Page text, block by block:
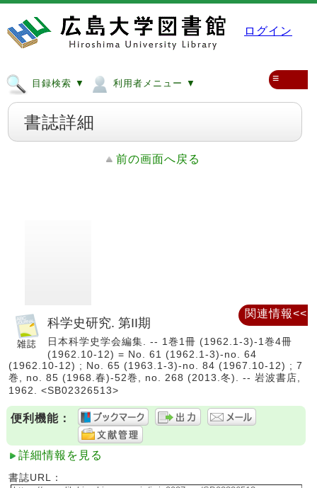
ログイン
目録検索 ▼ 利用者メニュー ▼ ≡
書誌詳細
前の画面へ戻る
科学史研究. 第II期
日本科学史学会編集. -- 1巻1冊 (1962.1-3)-1巻4冊
(1962.10-12) = No. 61 (1962.1-3)-no. 64
(1962.10-12) ; No. 65 (1963.1-3)-no. 84 (1967.10-12) ; 7
巻, no. 85 (1968.春)-52巻, no. 268 (2013.冬). -- 岩波書店,
1962. <SB02326513>
便利機能：
詳細情報を見る
書誌URL：
関連情報<<